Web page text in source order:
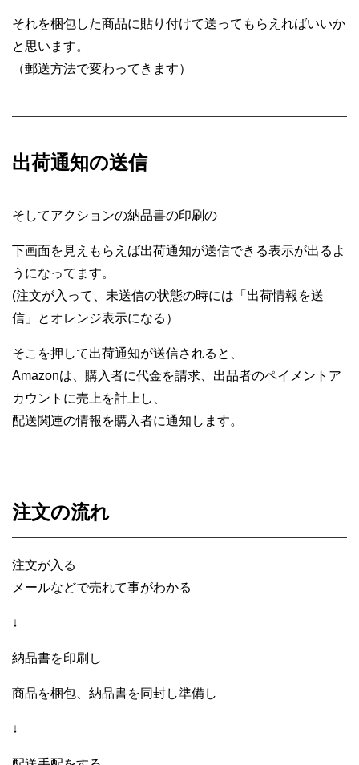
それを梱包した商品に貼り付けて送って もらえればいいか
と思います。
（郵送方法で変わってきます）
出荷通知の送信
そしてアクションの納品書の印刷の
下画面を見えもらえば出荷通知が送信できる表示が出るよ
うになってます。
(注文が入って、未送信の状態の時には「出荷情報を送
信」とオレンジ表示になる）
そこを押して出荷通知が送信されると
Amazonは、 購入者に代金を請求、出品者のペイメントア
カウントに売上を計上し、
配送関連の情報を購入者に通知します。
注文の流れ
注文が入る
メールなどで売れて事がわかる
↓
納品書を印刷し
商品を梱包、納品書を同封し準備し
↓